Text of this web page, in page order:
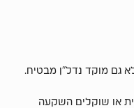
גם מוקד נדל”ן מבטיח.
או שוקלים השקעה